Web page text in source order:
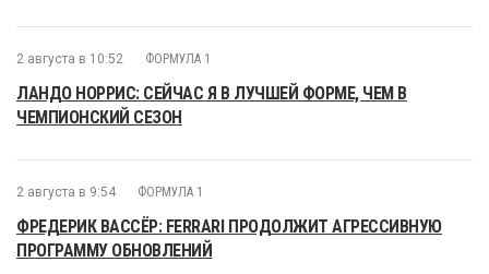
2 августа в 10:52 ФОРМУЛА 1
ЛАНДО НОРРИС: СЕЙЧАС Я В ЛУЧШЕЙ ФОРМЕ, ЧЕМ В
ЧЕМПИОНСКИЙ СЕЗОН
2 августа в 9:54 ФОРМУЛА 1
ФРЕДЕРИК ВАССЁР: FERRARI ПРОДОЛЖИТ АГРЕССИВНУЮ
ПРОГРАММУ ОБНОВЛЕНИЙ